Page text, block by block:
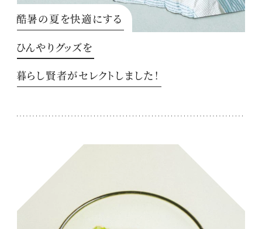
酷暑の夏を快適にする
ひんやりグッズを
暮らし賢者がセレクトしました！